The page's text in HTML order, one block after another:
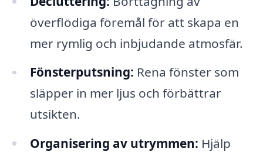
överflödiga föremål för att skapa en
mer rymlig och inbjudande atmosfär.
Fönsterputsning: Rena fönster som
släpper in mer ljus och förbättrar
utsikten.
Organisering av utrymmen: Hjälp